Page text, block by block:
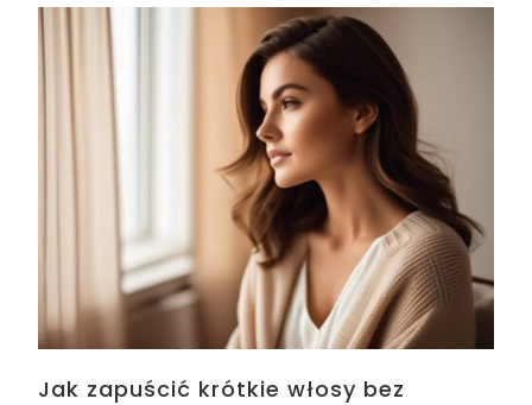
Jak zapuścić krótkie włosy bez